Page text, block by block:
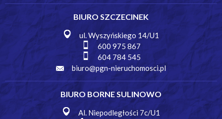
BIURO SZCZECINEK
ul. Wyszyńskiego 14/U1
600 975 867
604 784 545
biuro@pgn-nieruchomosci.pl
BIURO BORNE SULINOWO
Al. Niepodległości 7c/U1